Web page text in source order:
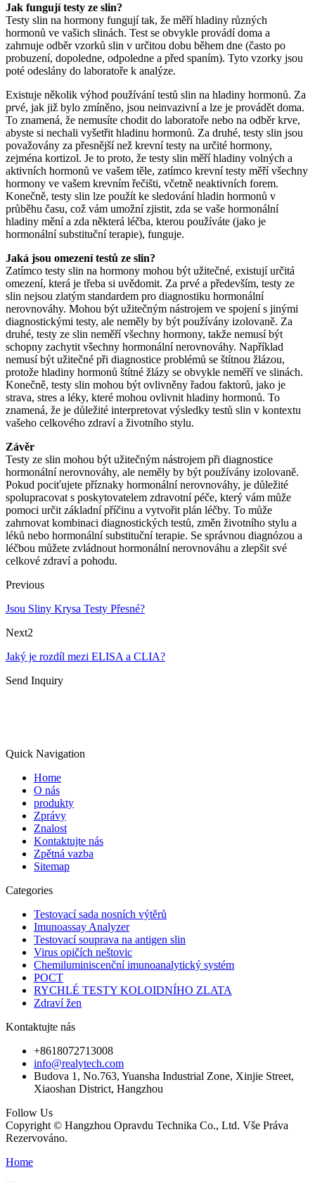
Jak fungují testy ze slin?
Testy slin na hormony fungují tak, že měří hladiny různých
hormonů ve vašich slinách. Test se obvykle provádí doma a
zahrnuje odběr vzorků slin v určitou dobu během dne (často po
probuzení, dopoledne, odpoledne a před spaním). Tyto vzorky jsou
poté odeslány do laboratoře k analýze.
Existuje několik výhod používání testů slin na hladiny hormonů. Za
prvé, jak již bylo zmíněno, jsou neinvazivní a lze je provádět doma.
To znamená, že nemusíte chodit do laboratoře nebo na odběr krve,
abyste si nechali vyšetřit hladinu hormonů. Za druhé, testy slin jsou
považovány za přesnější než krevní testy na určité hormony,
zejména kortizol. Je to proto, že testy slin měří hladiny volných a
aktivních hormonů ve vašem těle, zatímco krevní testy měří všechny
hormony ve vašem krevním řečišti, včetně neaktivních forem.
Konečně, testy slin lze použít ke sledování hladin hormonů v
průběhu času, což vám umožní zjistit, zda se vaše hormonální
hladiny mění a zda některá léčba, kterou používáte (jako je
hormonální substituční terapie), funguje.
Jaká jsou omezení testů ze slin?
Zatímco testy slin na hormony mohou být užitečné, existují určitá
omezení, která je třeba si uvědomit. Za prvé a především, testy ze
slin nejsou zlatým standardem pro diagnostiku hormonální
nerovnováhy. Mohou být užitečným nástrojem ve spojení s jinými
diagnostickými testy, ale neměly by být používány izolovaně. Za
druhé, testy ze slin neměří všechny hormony, takže nemusí být
schopny zachytit všechny hormonální nerovnováhy. Například
nemusí být užitečné při diagnostice problémů se štítnou žlázou,
protože hladiny hormonů štítné žlázy se obvykle neměří ve slinách.
Konečně, testy slin mohou být ovlivněny řadou faktorů, jako je
strava, stres a léky, které mohou ovlivnit hladiny hormonů. To
znamená, že je důležité interpretovat výsledky testů slin v kontextu
vašeho celkového zdraví a životního stylu.
Závěr
Testy ze slin mohou být užitečným nástrojem při diagnostice
hormonální nerovnováhy, ale neměly by být používány izolovaně.
Pokud pociťujete příznaky hormonální nerovnováhy, je důležité
spolupracovat s poskytovatelem zdravotní péče, který vám může
pomoci určit základní příčinu a vytvořit plán léčby. To může
zahrnovat kombinaci diagnostických testů, změn životního stylu a
léků nebo hormonální substituční terapie. Se správnou diagnózou a
léčbou můžete zvládnout hormonální nerovnováhu a zlepšit své
celkové zdraví a pohodu.
Previous
Jsou Sliny Krysa Testy Přesné?
Next2
Jaký je rozdíl mezi ELISA a CLIA?
Send Inquiry
Quick Navigation
Home
O nás
produkty
Zprávy
Znalost
Kontaktujte nás
Zpětná vazba
Sitemap
Categories
Testovací sada nosních výtěrů
Imunoassay Analyzer
Testovací souprava na antigen slin
Virus opičích neštovic
Chemiluminiscenční imunoanalytický systém
POCT
RYCHLÉ TESTY KOLOIDNÍHO ZLATA
Zdraví žen
Kontaktujte nás
+8618072713008
info@realytech.com
Budova 1, No.763, Yuansha Industrial Zone, Xinjie Street,
Xiaoshan District, Hangzhou
Follow Us
Copyright © Hangzhou Opravdu Technika Co., Ltd. Vše Práva
Rezervováno.
Home